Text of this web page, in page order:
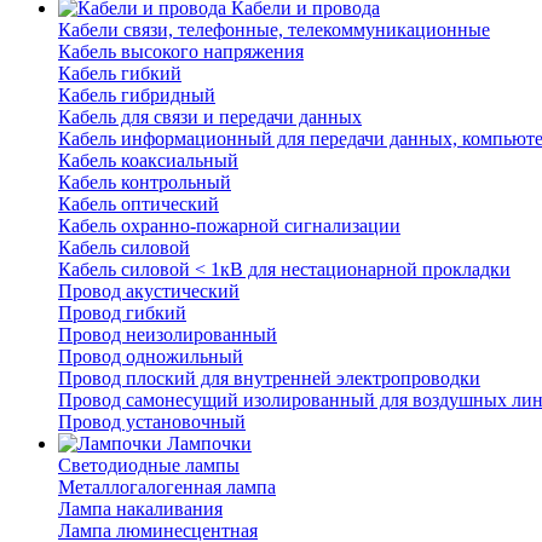
Кабели и провода
Кабели связи, телефонные, телекоммуникационные
Кабель высокого напряжения
Кабель гибкий
Кабель гибридный
Кабель для связи и передачи данных
Кабель информационный для передачи данных,
Кабель коаксиальный
Кабель контрольный
Кабель оптический
Кабель охранно-пожарной сигнализации
Кабель силовой
Кабель силовой < 1кВ для нестационарной прокладки
Провод акустический
Провод гибкий
Провод неизолированный
Провод одножильный
Провод плоский для внутренней электропроводки
Провод самонесущий изолированный для воздушных
Провод установочный
Лампочки
Светодиодные лампы
Металлогалогенная лампа
Лампа накаливания
Лампа люминесцентная